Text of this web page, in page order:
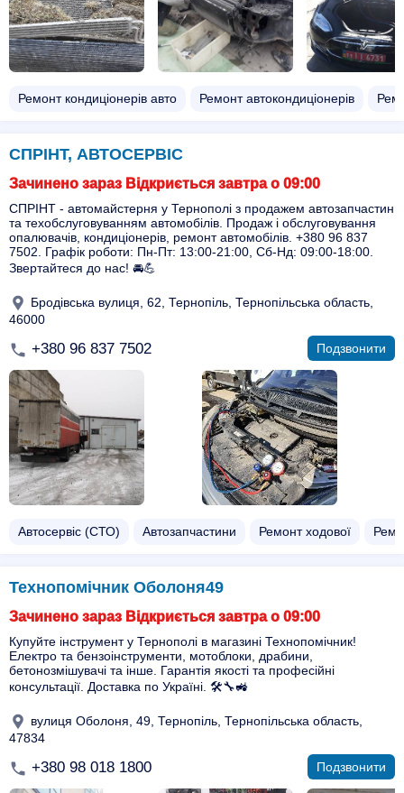
Ремонт кондиціонерів авто Ремонт автокондиціонерів
СПРІНТ, АВТОСЕРВІС
Зачинено зараз Відкриється завтра о 09:00
СПРІНТ - автомайстерня у Тернополі з продажем автозапчастин
та техобслуговуванням автомобілів. Продаж і обслуговування
опалювачів, кондиціонерів, ремонт автомобілів. +380 96 837
7502. Графік роботи: Пн-Пт: 13:00-21:00, Сб-Нд: 09:00-18:00.
Звертайтеся до нас! 🚘💪
Бродівська вулиця, 62, Тернопіль, Тернопільська область,
46000
+380 96 837 7502 Подзвонити
Автосервіс (СТО) Автозапчастини Ремонт ходової
Технопомічник Оболоня49
Зачинено зараз Відкриється завтра о 09:00
Купуйте інструмент у Тернополі в магазині Технопомічник!
Електро та бензоінструменти, мотоблоки, драбини,
бетонозмішувачі та інше. Гарантія якості та професійні
консультації. Доставка по Україні. 🛠️🔧🚜
вулиця Оболоня, 49, Тернопіль, Тернопільська область,
47834
+380 98 018 1800 Подзвонити